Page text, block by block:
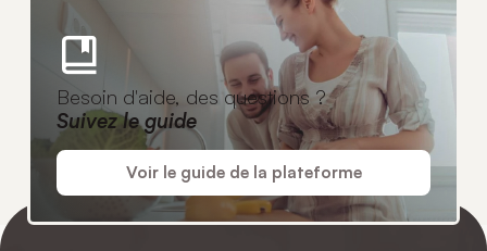
Besoin d'aide, des questions ?
Suivez le guide
Voir le guide de la plateforme